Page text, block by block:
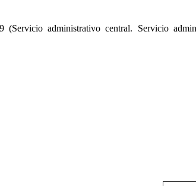
(Servicio administrativo central. Servicio